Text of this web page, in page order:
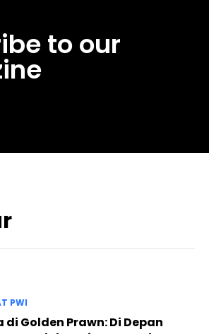
to our
PWI
di Golden Prawn: Di Depan